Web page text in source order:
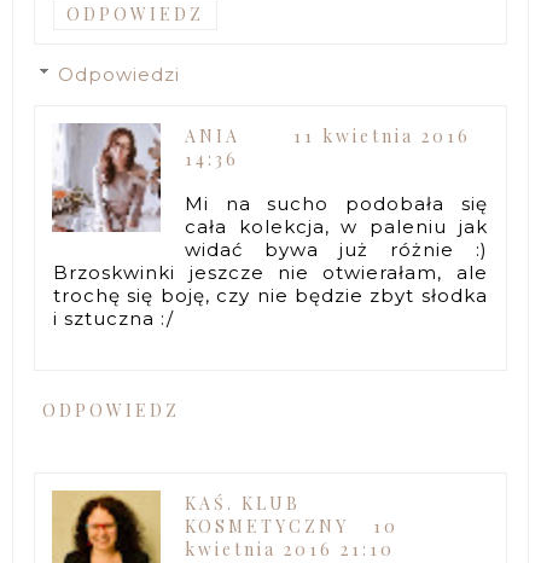
ODPOWIEDZ
Odpowiedzi
ANIA
11 kwietnia 2016
14:36
Mi na sucho podobała się
cała kolekcja, w paleniu jak
widać bywa już różnie :)
Brzoskwinki jeszcze nie otwierałam, ale
trochę się boję, czy nie będzie zbyt słodka
i sztuczna :/
ODPOWIEDZ
KAŚ. KLUB
KOSMETYCZNY
10
kwietnia 2016 21:10